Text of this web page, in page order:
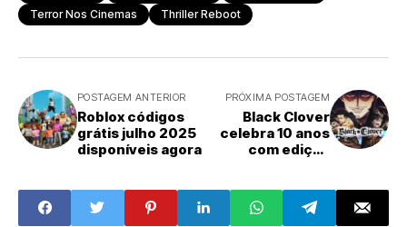
Terror Nos Cinemas
Thriller Reboot
POSTAGEM ANTERIOR
Roblox códigos
grátis julho 2025
disponíveis agora
PRÓXIMA POSTAGEM
Black Clover
celebra 10 anos
com edição